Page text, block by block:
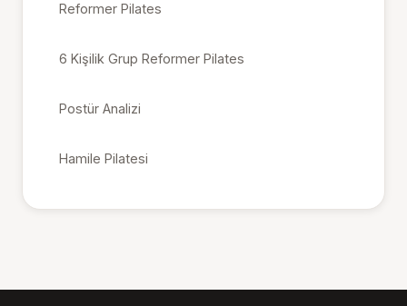
Reformer Pilates
6 Kişilik Grup Reformer Pilates
Postür Analizi
Hamile Pilatesi